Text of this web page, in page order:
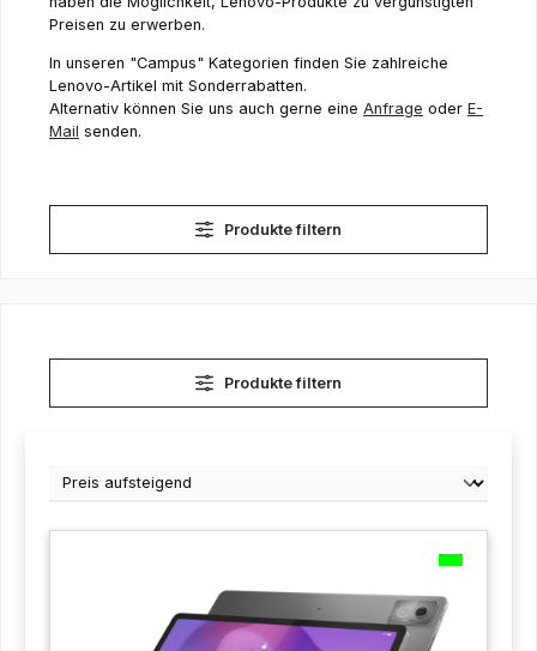
Preisen zu erwerben.
In unseren "Campus" Kategorien finden Sie zahlreiche
Lenovo-Artikel mit Sonderrabatten.
Alternativ können Sie uns auch gerne eine Anfrage oder E-
Mail senden.
Produkte filtern
Produkte filtern